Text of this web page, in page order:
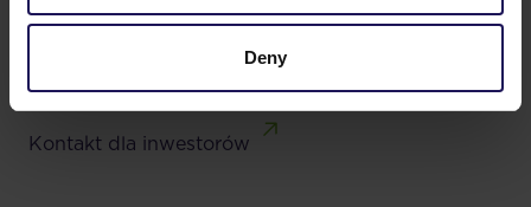
Deny
Kontakt dla inwestorów